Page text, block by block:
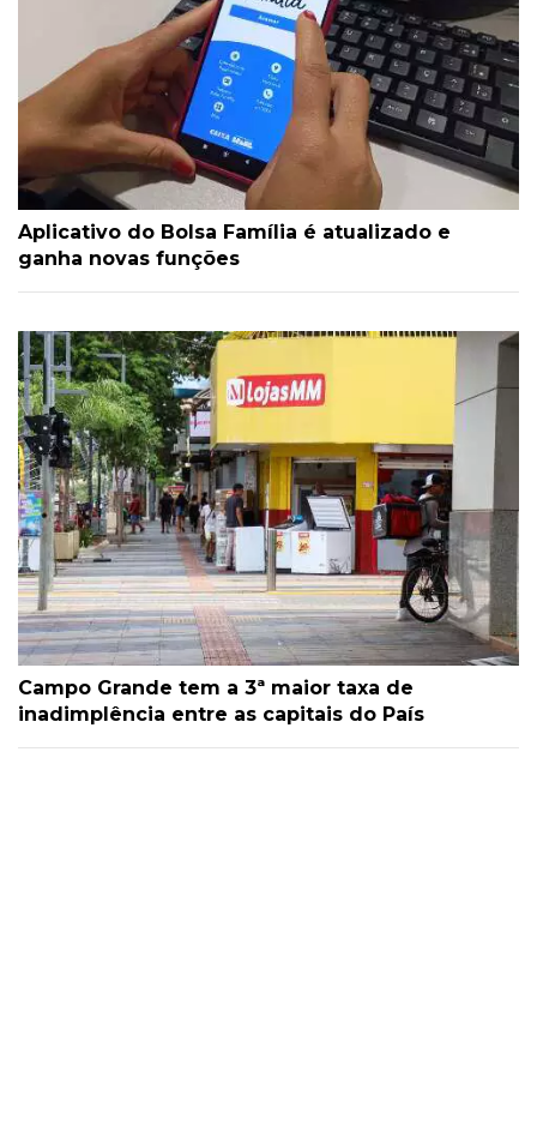
Aplicativo do Bolsa Família é atualizado e
ganha novas funções
Campo Grande tem a 3ª maior taxa de
inadimplência entre as capitais do País